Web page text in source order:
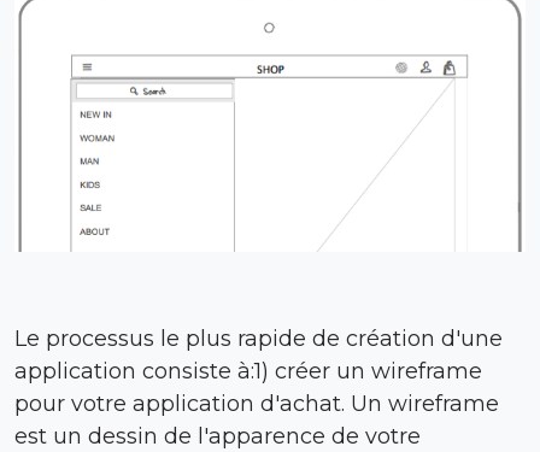
Le processus le plus rapide de création d'une
application consiste à:1) créer un wireframe
pour votre application d'achat. Un wireframe
est un dessin de l'apparence de votre